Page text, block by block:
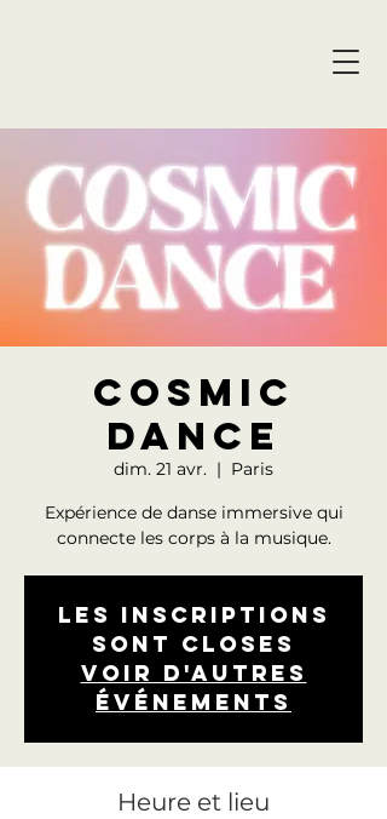
Cosmic
Dance
dim. 21 avr.
  |
Paris
Expérience de danse immersive qui
connecte les corps à la musique.
Les inscriptions
sont closes
Voir d'autres
événements
Heure et lieu